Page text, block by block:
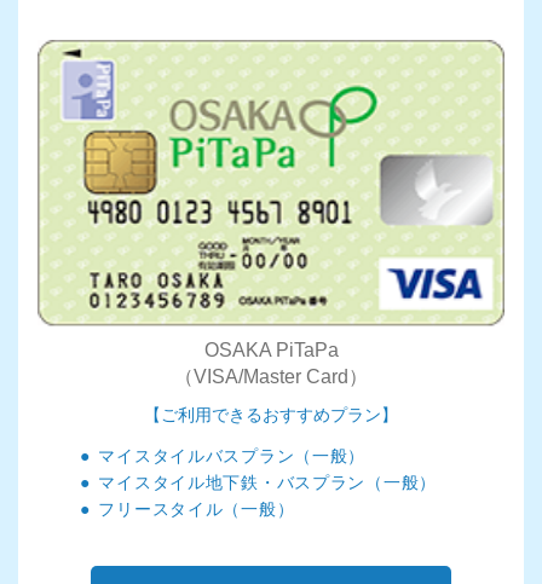
OSAKA PiTaPa
（VISA/Master Card）
【ご利用できるおすすめプラン】
マイスタイルバスプラン（一般）
マイスタイル地下鉄・バスプラン（一般）
フリースタイル（一般）